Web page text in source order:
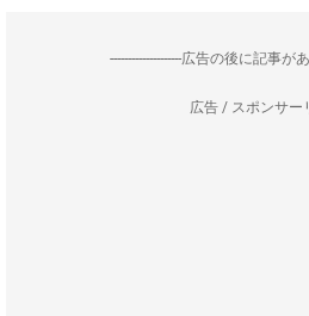
--------------------広告の後に記事が
広告 / スポンサー